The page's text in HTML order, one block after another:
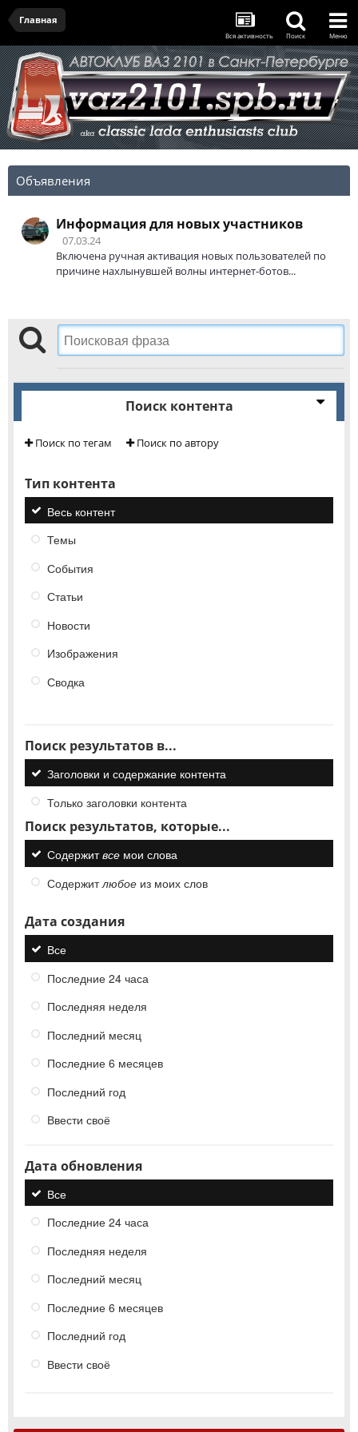
Главная
Вся активность Поиск Меню
Объявления
Информация для новых участников
07.03.24
Включена ручная активация новых пользователей по
причине нахлынувшей волны интернет-ботов...
Поиск контента
Поиск по тегам Поиск по автору
Тип контента
Весь контент
Темы
События
Статьи
Новости
Изображения
Сводка
Поиск результатов в...
Заголовки и содержание контента
Только заголовки контента
Поиск результатов, которые...
Содержитвсе мои слова
Содержитлюбое из моих слов
Дата создания
Все
Последние 24 часа
Последняя неделя
Последний месяц
Последние 6 месяцев
Последний год
Ввести своё
Дата обновления
Все
Последние 24 часа
Последняя неделя
Последний месяц
Последние 6 месяцев
Последний год
Ввести своё